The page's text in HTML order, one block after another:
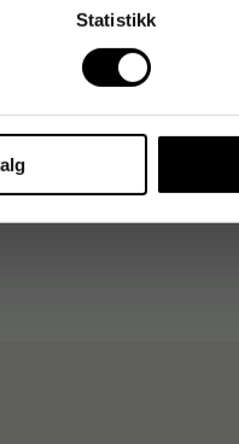
Statistikk